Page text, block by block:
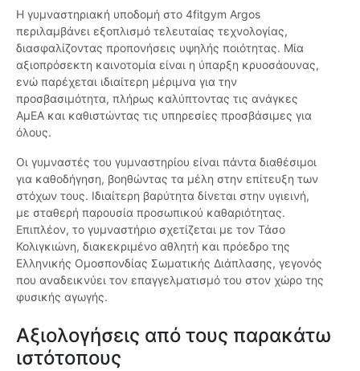
Η γυμναστηριακή υποδομή στο 4fitgym Argos
περιλαμβάνει εξοπλισμό τελευταίας τεχνολογίας,
διασφαλίζοντας προπονήσεις υψηλής ποιότητας. Μία
αξιοπρόσεκτη καινοτομία είναι η ύπαρξη κρυοσάουνας,
ενώ παρέχεται ιδιαίτερη μέριμνα για την
προσβασιμότητα, πλήρως καλύπτοντας τις ανάγκες
ΑμΕΑ και καθιστώντας τις υπηρεσίες προσβάσιμες για
όλους.
Οι γυμναστές του γυμναστηρίου είναι πάντα διαθέσιμοι
για καθοδήγηση, βοηθώντας τα μέλη στην επίτευξη των
στόχων τους. Ιδιαίτερη βαρύτητα δίνεται στην υγιεινή,
με σταθερή παρουσία προσωπικού καθαριότητας.
Επιπλέον, το γυμναστήριο σχετίζεται με τον Τάσο
Κολιγκιώνη, διακεκριμένο αθλητή και πρόεδρο της
Ελληνικής Ομοσπονδίας Σωματικής Διάπλασης, γεγονός
που αναδεικνύει τον επαγγελματισμό του στον χώρο της
φυσικής αγωγής.
Αξιολογήσεις από τους παρακάτω
ιστότοπους